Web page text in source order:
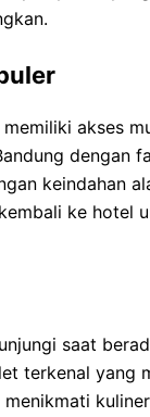
akses
dengan
keindahan
ke hotel
saat
terkenal yang